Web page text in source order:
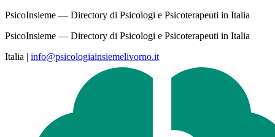
PsicoInsieme — Directory di Psicologi e Psicoterapeuti in Italia
PsicoInsieme — Directory di Psicologi e Psicoterapeuti in Italia
Italia | info@psicologiainsiemelivorno.it